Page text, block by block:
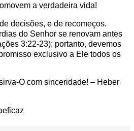
a verdadeira vida!
decisões, e de recomeços.
do Senhor se renovam antes
3:22-23); portanto, devemos
exclusivo a Ele todos os
O com sinceridade! – Heber